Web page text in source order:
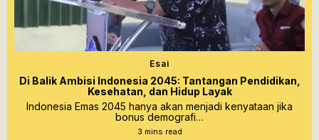
Esai
Di Balik Ambisi Indonesia 2045: Tantangan Pendidikan,
Kesehatan, dan Hidup Layak
Indonesia Emas 2045 hanya akan menjadi kenyataan jika
bonus demografi…
3 mins read